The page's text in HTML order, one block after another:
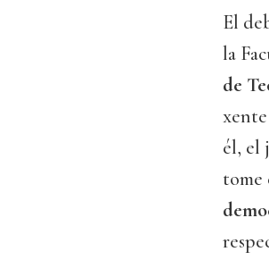
El
la
de
él, el
tome